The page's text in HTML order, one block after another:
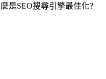
是SEO搜尋引擎最佳化?